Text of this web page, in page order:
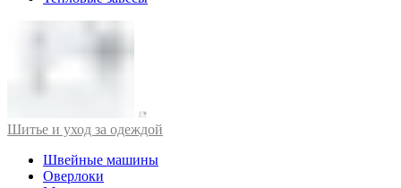
Шитье и уход за одеждой
Швейные машины
Оверлоки